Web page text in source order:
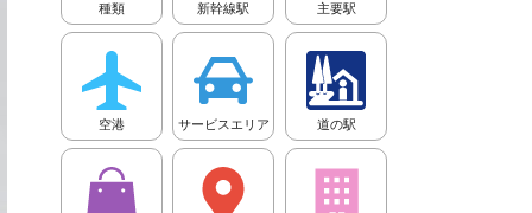
種類 新幹線駅 主要駅
空港 サービスエリア 道の駅